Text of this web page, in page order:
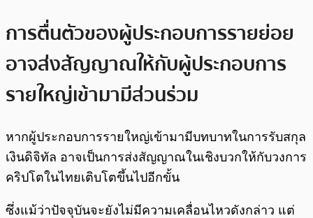
การตื่นตัวของผู้ประกอบการรายย่อย
อาจส่งสัญญาณให้กับผู้ประกอบการ
รายใหญ่เข้ามามีส่วนร่วม
หากผู้ประกอบการรายใหญ่เข้ามามีบทบาทในการรับสกุล
เงินดิจิทัล อาจเป็นการส่งสัญญาณในเชิงบวกให้กับวงการ
คริปโตในไทยเติบโตขึ้นไปอีกขั้น
ซึ่งแม้ว่าปัจจุบันจะยังไม่มีความเคลื่อนไหวดังกล่าว แต่